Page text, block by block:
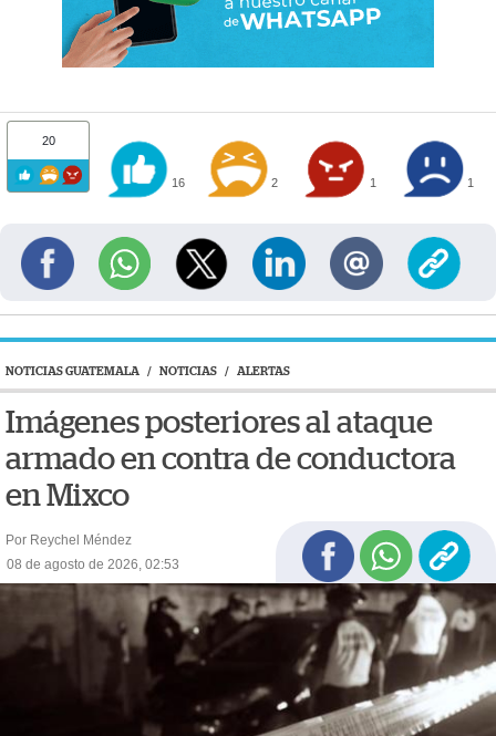
20
16 2 1 1
NOTICIAS GUATEMALA / NOTICIAS / ALERTAS
Imágenes posteriores al ataque
armado en contra de conductora
en Mixco
Por Reychel Méndez
08 de agosto de 2026, 02:53